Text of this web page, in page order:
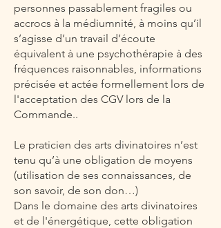
personnes passablement fragiles ou
accrocs à la médiumnité, à moins qu’il
s’agisse d’un travail d’écoute
équivalent à une psychothérapie à des
fréquences raisonnables, informations
précisée et actée formellement lors de
l'acceptation des CGV lors de la
Commande..
Le praticien des arts divinatoires n’est
tenu qu’à une obligation de moyens
(utilisation de ses connaissances, de
son savoir, de son don…)
Dans le domaine des arts divinatoires
et de l'énergétique, cette obligation